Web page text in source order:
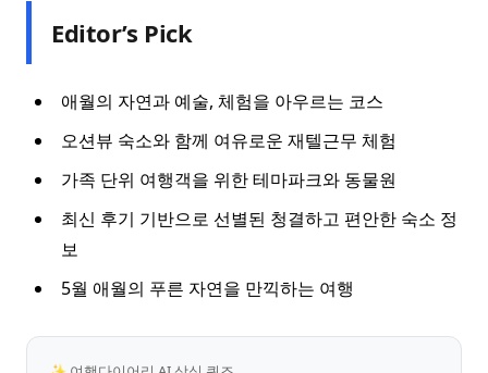
Editor’s Pick
애월의 자연과 예술, 체험을 아우르는 코스
오션뷰 숙소와 함께 여유로운 재텔근무 체험
가족 단위 여행객을 위한 테마파크와 동물원
최신 후기 기반으로 선별된 청결하고 편안한 숙소 정
보
5월 애월의 푸른 자연을 만끽하는 여행